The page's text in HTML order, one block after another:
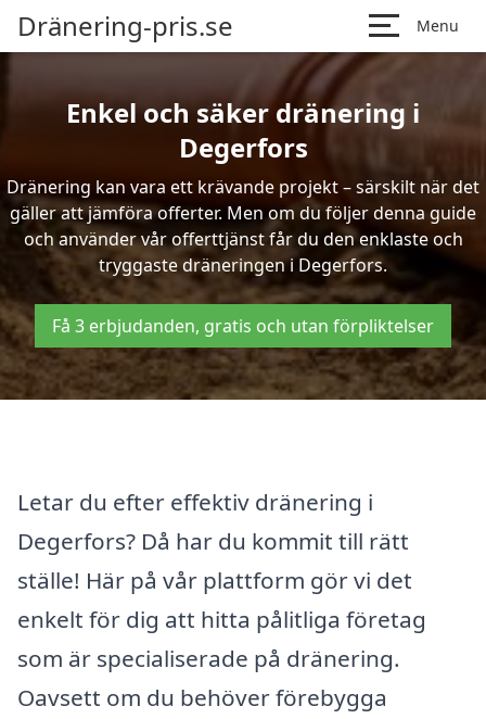
Dränering-pris.se Menu
Enkel och säker dränering i
Degerfors
Dränering kan vara ett krävande projekt – särskilt när det
gäller att jämföra offerter. Men om du följer denna guide
och använder vår offerttjänst får du den enklaste och
tryggaste dräneringen i Degerfors.
Få 3 erbjudanden, gratis och utan förpliktelser
Letar du efter effektiv dränering i
Degerfors? Då har du kommit till rätt
ställe! Här på vår plattform gör vi det
enkelt för dig att hitta pålitliga företag
som är specialiserade på dränering.
Oavsett om du behöver förebygga